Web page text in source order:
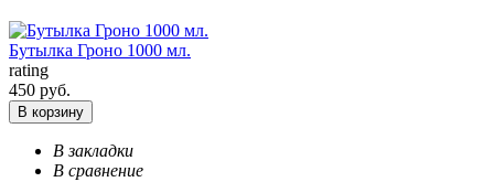
Бутылка Гроно 1000 мл.
rating
450 руб.
В корзину
В закладки
В сравнение